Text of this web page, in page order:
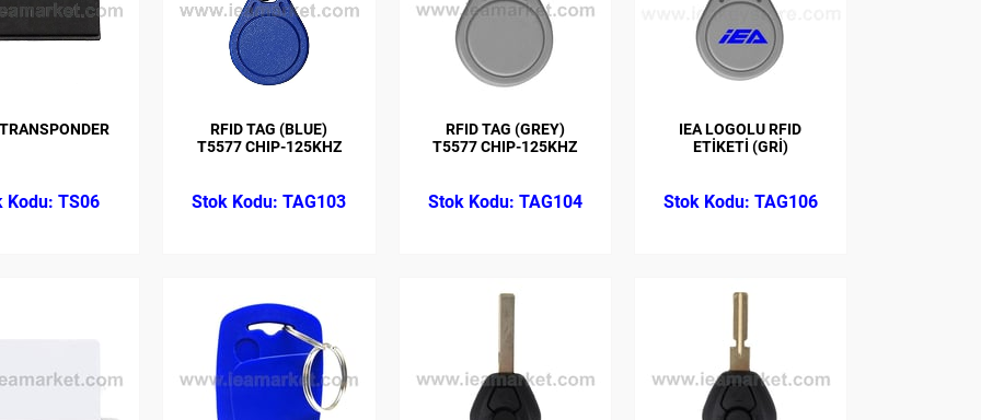
TS06
RFID TAG (BLUE)
T5577 CHIP-125KHZ
TAG103
RFID TAG (GREY)
T5577 CHIP-125KHZ
TAG104
IEA LOGOLU RFID
ETİKETİ (GRİ)
TAG106